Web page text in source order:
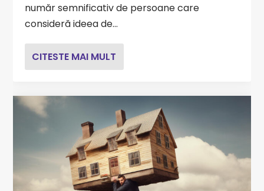
număr semnificativ de persoane care
consideră ideea de...
CITESTE MAI MULT